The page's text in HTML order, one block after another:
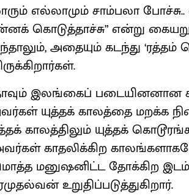
எல்லாமும் சாம்பலா
கொடுத்​தாச்சு” என்று
அதையும் கடந்து ‘ரத்தம்
இலங்கைப் படையினனான
யுத்தக் காலத்தை மறக்க
காலத்​திலும் யுத்தக்
காதலிக்கிற
மனுஷனிட்ட தோக்கிற இடம்
உறுதிப்​படுத்து​கிறார்.